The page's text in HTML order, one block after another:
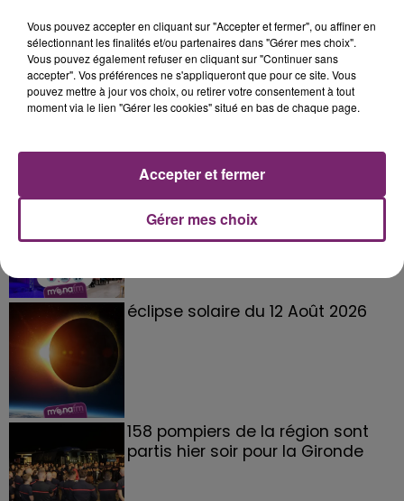
de Frelinghien !
éclipse solaire du 12 Août 2026
158 pompiers de la région sont
partis hier soir pour la Gironde
Vous pouvez accepter en cliquant sur "Accepter et fermer", ou affiner en
sélectionnant les finalités et/ou partenaires dans "Gérer mes choix".
Vous pouvez également refuser en cliquant sur "Continuer sans
accepter". Vos préférences ne s'appliqueront que pour ce site. Vous
pouvez mettre à jour vos choix, ou retirer votre consentement à tout
moment via le lien "Gérer les cookies" situé en bas de chaque page.
Gérer mes choix
Accepter et fermer